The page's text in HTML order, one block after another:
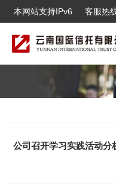
客服热
本网站支持IPv6
公司召开学习实践活动分